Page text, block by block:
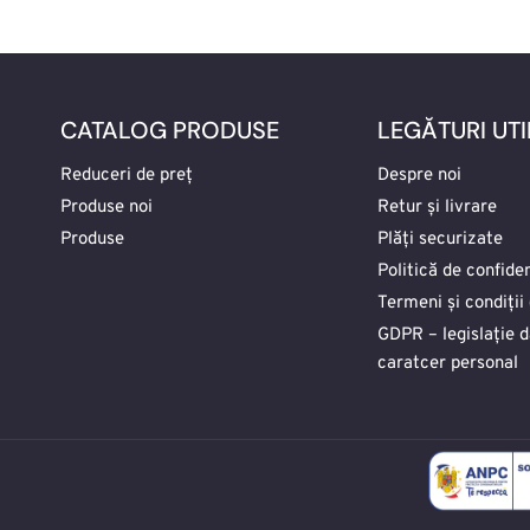
CATALOG PRODUSE
Reduceri de preț
Produse noi
Produse
LEGĂTURI
Despre noi
Retur și livrare
Plăți securizate
Politică de
Termeni și
GDPR – legislație
caratcer personal